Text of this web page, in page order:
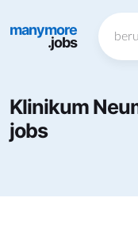
manymore
.jobs
Klinikum
jobs